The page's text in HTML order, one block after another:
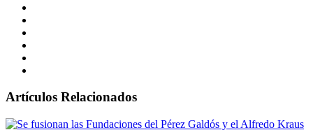
Artículos Relacionados